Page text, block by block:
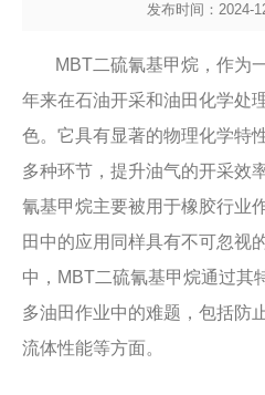
发布时间：2024-
MBT二硫氰基甲烷，作为
年来在石油开采和油田化学处
色。它具有显著的物理化学特
多种环节，提升油气的开采效
氰基甲烷主要被用于橡胶行业
田中的应用同样具有不可忽视
中，MBT二硫氰基甲烷通过其
多油田作业中的难题，包括防
流体性能等方面。